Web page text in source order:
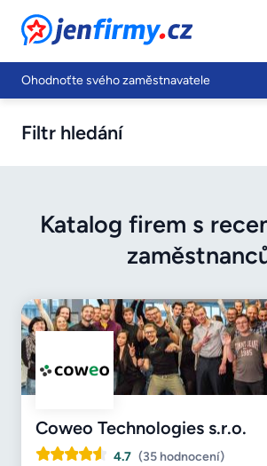
JenFirmy.cz
Ohodnoťte svého zaměstnavatele
Filtr hledání
Katalog firem s
Coweo Technologies s.r.o.
4.7 (35 hodnocení)